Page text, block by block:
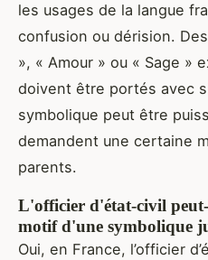
les usages de la langue
confusion ou dérision.
», « Amour » ou « Sage »
doivent être portés avec
symbolique peut être
demandent une certaine
parents.
L'officier d'état-civil
motif d'une symbolique
Oui, en France, l’officier